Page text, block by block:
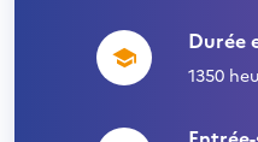
Durée
1350